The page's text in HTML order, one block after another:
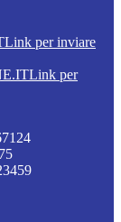
Link per inviare
Link per